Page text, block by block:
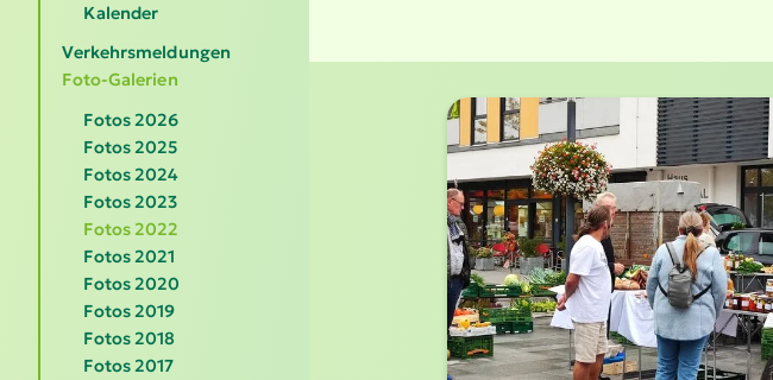
Kalender
Verkehrsmeldungen
Foto-Galerien
Fotos 2026
Fotos 2025
Fotos 2024
Fotos 2023
Fotos 2022
Fotos 2021
Fotos 2020
Fotos 2019
Fotos 2018
Fotos 2017